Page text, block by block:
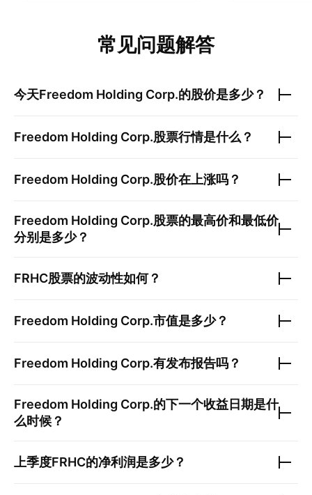
常见问题解答
今天Freedom Holding Corp.的股价是多少？
Freedom Holding Corp.股票行情是什么？
Freedom Holding Corp.股价在上涨吗？
Freedom Holding Corp.股票的最高价和最低价
分别是多少？
FRHC股票的波动性如何？
Freedom Holding Corp.市值是多少？
Freedom Holding Corp.有发布报告吗？
Freedom Holding Corp.的下一个收益日期是什
么时候？
上季度FRHC的净利润是多少？